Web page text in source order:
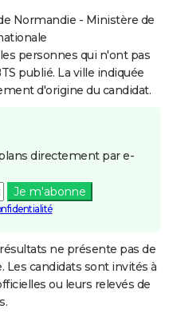
Normandie - Ministère de
personnes qui n'ont pas
publié. La ville indiquée
d'origine du candidat.
directement par e-
Je m'abonne
ne présente pas de
Les candidats sont invités à
ou leurs relevés de